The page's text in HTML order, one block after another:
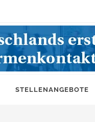
STELLENANGEBOTE